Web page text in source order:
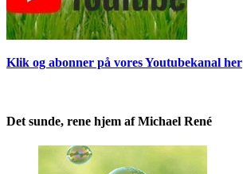
Klik og abonner på vores Youtubekanal her
Det sunde, rene hjem af Michael René